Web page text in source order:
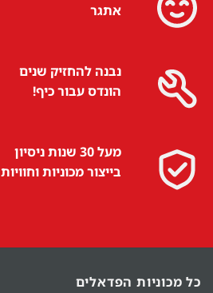
אתגר
נבנה להחזיק שנים
הונדס עבור כיף!
מעל 30 שנות ניסיון
בייצור מכוניות וחוויות
כל מכוניות הפדאלים